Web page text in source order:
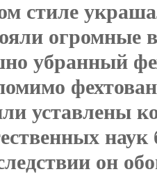
стиле
огромные
убранный
уставлены
он